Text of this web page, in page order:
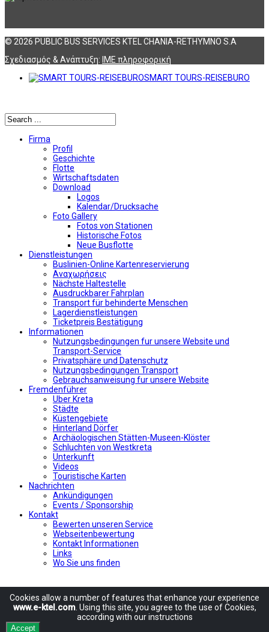
© 2026 PUBLIC BUS SERVICES KTEL CHANIA-RETHYMNO S.A
Σχεδιασμός & Ανάπτυξη: ΙΜΕ πληροφορική
SMART TOURS-REISEBURO
Firma
Profil
Geschichte
Flotte
Wirtschaftsdaten
Download
Logos
Kalendar/Drucksache
Foto Gallery
Fotos von Stationen
Historische Fotos
Neue Busflotte
Dienstleistungen
Buslinien-Online Kartenreservierung
Αναχωρήσεις
Nächste Haltestelle
Αusdruckbarer Fahrplan
Transport für behinderte Menschen
Lagerdienstleistungen
Ticketpreis Bestätigung
Informationen
Nutzungsbedingungen fur unsere Website und
Transport-Service
Privatsphäre und Datenschutz
Nutzungsbedingungen Transport
Gebrauchsanweisung fur unsere Website
Fremdenführer
Uber Kreta
Städte
Küstengebiete
Hinterland Dörfer
Archäologischen Stätten-Museen-Klöster
Schluchten von Westkreta
Unterkunft
Videos
Touristische Karten
Nachrichten
Ankündigungen
Events / Sponsorship
Kontakt
Bewerten unseren Service
Webseitenbewertung
Kontakt Informationen
Links
Wo Sie uns finden
Cookies allow a number offeatures that enhance your experience
www.e-ktel.com. Using this site, you agree to the use of Cookies,
according with our instructions
Accept